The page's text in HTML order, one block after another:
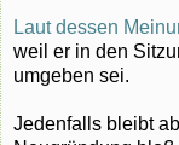
Laut dessen
weil er in den
umgeben sei.
Jedenfalls bleibt